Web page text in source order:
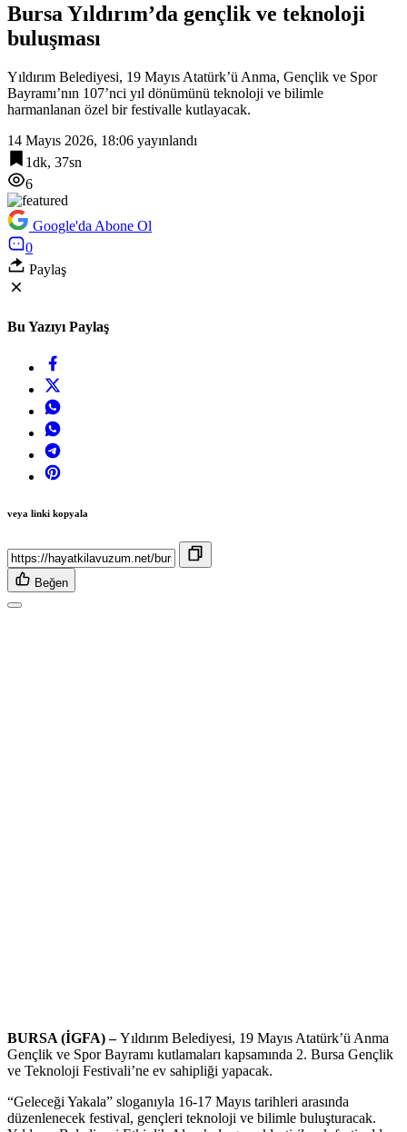
Bursa Yıldırım’da gençlik ve teknoloji
buluşması
Yıldırım Belediyesi, 19 Mayıs Atatürk’ü Anma, Gençlik ve Spor
Bayramı’nın 107’nci yıl dönümünü teknoloji ve bilimle
harmanlanan özel bir festivalle kutlayacak.
14 Mayıs 2026, 18:06 yayınlandı
1dk, 37sn
6
Google'da Abone Ol
0
Paylaş
Bu Yazıyı Paylaş
veya linki kopyala
Beğen
BURSA (İGFA) –Yıldırım Belediyesi, 19 Mayıs Atatürk’ü Anma
Gençlik ve Spor Bayramı kutlamaları kapsamında 2. Bursa Gençlik
ve Teknoloji Festivali’ne ev sahipliği yapacak.
“Geleceği Yakala” sloganıyla 16-17 Mayıs tarihleri arasında
düzenlenecek festival, gençleri teknoloji ve bilimle buluşturacak.